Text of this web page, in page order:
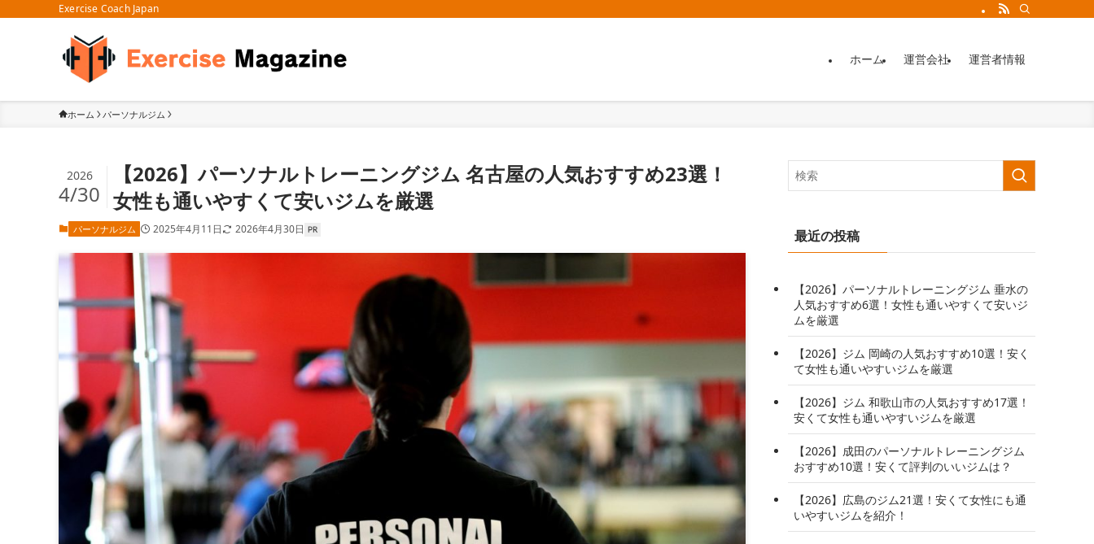
Exercise Coach Japan
ホーム 運営会社 運営者情報
ホーム パーソナルジム
【2026】パーソナルトレーニングジム 名古屋の人気おすすめ23選！
女性も通いやすくて安いジムを厳選
2026
4/30
パーソナルジム 2025年4月11日 2026年4月30日 最近の投稿
【2026】パーソナルトレーニングジム 垂水の
人気おすすめ6選！女性も通いやすくて安いジ
ムを厳選
【2026】ジム 岡崎の人気おすすめ10選！安く
て女性も通いやすいジムを厳選
【2026】ジム 和歌山市の人気おすすめ17選！
安くて女性も通いやすいジムを厳選
【2026】成田のパーソナルトレーニングジム
おすすめ10選！安くて評判のいいジムは？
【2026】広島のジム21選！安くて女性にも通
いやすいジムを紹介！